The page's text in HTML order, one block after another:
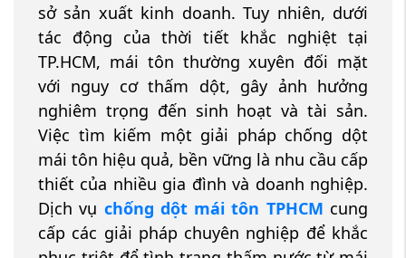
sở sản xuất kinh doanh. Tuy nhiên, dưới
tác động của thời tiết khắc nghiệt tại
TP.HCM, mái tôn thường xuyên đối mặt
với nguy cơ thấm dột, gây ảnh hưởng
nghiêm trọng đến sinh hoạt và tài sản.
Việc tìm kiếm một giải pháp chống dột
mái tôn hiệu quả, bền vững là nhu cầu cấp
thiết của nhiều gia đình và doanh nghiệp.
Dịch vụ chống dột mái tôn TPHCM cung
cấp các giải pháp chuyên nghiệp để khắc